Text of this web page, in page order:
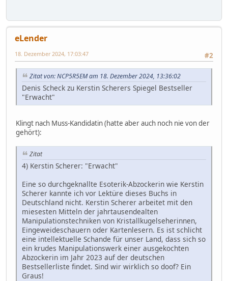
eLender
#2
18. Dezember 2024, 17:03:47
Zitat von: NCP5R5EM am 18. Dezember 2024, 13:36:02
Denis Scheck zu Kerstin Scherers Spiegel Bestseller
"Erwacht"
Klingt nach Muss-Kandidatin (hatte aber auch noch nie von der
gehört):
Zitat
4) Kerstin Scherer: "Erwacht"
Eine so durchgeknallte Esoterik-Abzockerin wie Kerstin
Scherer kannte ich vor Lektüre dieses Buchs in
Deutschland nicht. Kerstin Scherer arbeitet mit den
miesesten Mitteln der jahrtausendealten
Manipulationstechniken von Kristallkugelseherinnen,
Eingeweideschauern oder Kartenlesern. Es ist schlicht
eine intellektuelle Schande für unser Land, dass sich so
ein krudes Manipulationswerk einer ausgekochten
Abzockerin im Jahr 2023 auf der deutschen
Bestsellerliste findet. Sind wir wirklich so doof? Ein
Graus!